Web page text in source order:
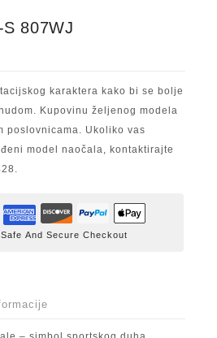
S 807WJ
karaktera kako bi se bolje
Kupovinu željenog modela
poslovnicama. Ukoliko vas
model naočala, kontaktirajte
And Secure Checkout